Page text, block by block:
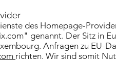
des Homepage-
genannt. Der Sitz in
Anfragen zu EU-
richten. Wir sind somit